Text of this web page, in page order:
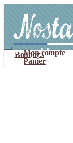
navigation
contenu
Mon compte
Panier
Bonbons